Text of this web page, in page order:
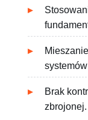
Brak
zbrojonej.